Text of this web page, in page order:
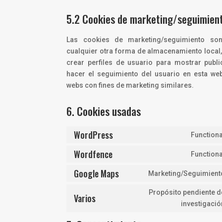
5.2 Cookies de marketing/
Las cookies de marketing/seguimiento
cualquier otra forma de almacenamiento
crear perfiles de usuario para mostrar
hacer el seguimiento del usuario en esta
webs con fines de marketing similares.
6. Cookies usadas
WordPress Functional
Wordfence Functional
Google Maps Marketing/
Varios
Propósito pendiente